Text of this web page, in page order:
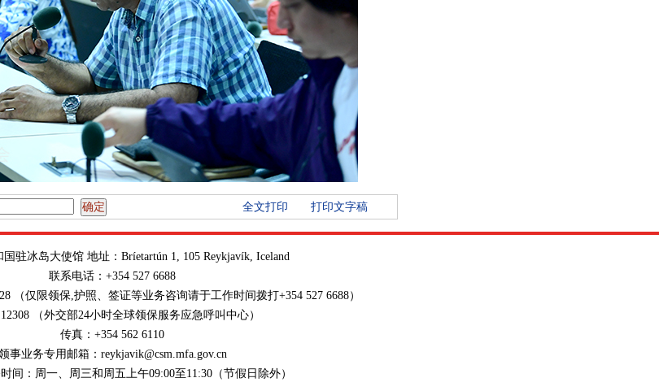
全文打印 打印文字稿
驻冰岛大使馆 地址：Bríetartún 1, 105 Reykjavík, Iceland
联系电话：+354 527 6688
（仅限领保,护照、签证等业务咨询请于工作时间拨打+354 527 6688）
（外交部24小时全球领保服务应急呼叫中心）
传真：+354 562 6110
事业务专用邮箱：reykjavik@csm.mfa.gov.cn
间：周一、周三和周五上午09:00至11:30（节假日除外）